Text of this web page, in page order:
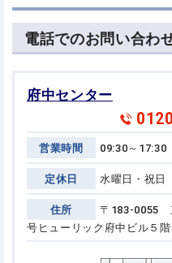
電話でのお問い合わ
府中センター
営業時間 09:30～17:30
定休日 水曜日・祝日
住所
〒183-0055
号 ヒューリック府中ビル５階